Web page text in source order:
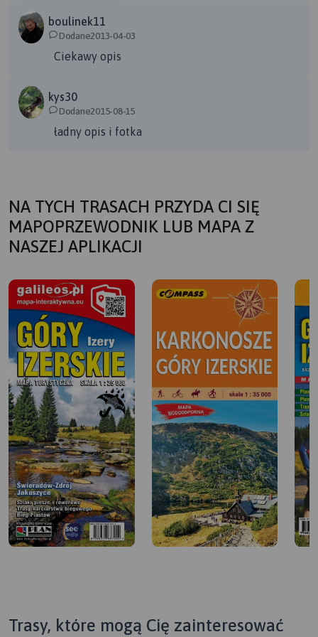
(Góry Izerskie), Proszowa, przecznica, Mirsk, Wolimierz
(Pogórze izerskie),Zamek Świecie, Miłoszów, Platerówka,
Siekierczyn, Pisarzowice, Nawojów Łużycki, Gierałtów,
boulinek11
Dodane2013-04-03
Ciekawy opis
kys30
Dodane2015-08-15
ładny opis i fotka
NA TYCH TRASACH PRZYDA CI SIĘ
MAPOPRZEWODNIK LUB MAPA Z
NASZEJ APLIKACJI
Trasy, które mogą Cię zainteresować